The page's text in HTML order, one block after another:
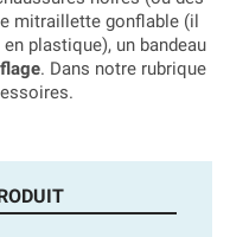
mitraillette gonflable (il
plastique), un bandeau
. Dans notre rubrique